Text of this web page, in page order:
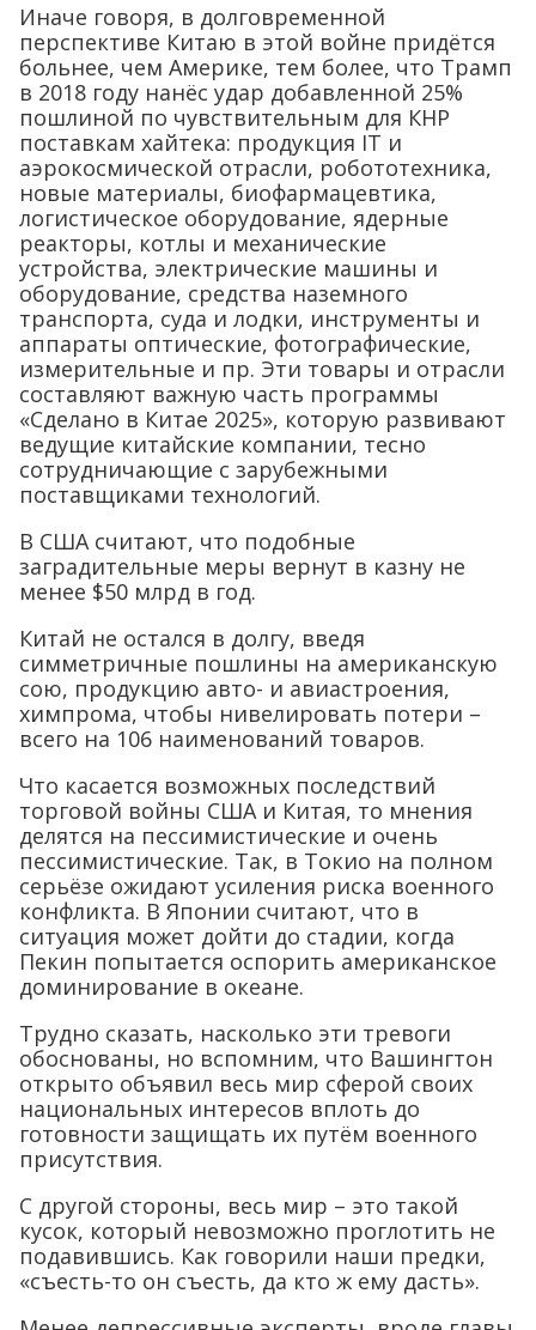
Иначе говоря, в долговременной
перспективе Китаю в этой войне придётся
больнее, чем Америке, тем более, что Трамп
в 2018 году нанёс удар добавленной 25%
пошлиной по чувствительным для КНР
поставкам хайтека: продукция IT и
аэрокосмической отрасли, робототехника,
новые материалы, биофармацевтика,
логистическое оборудование, ядерные
реакторы, котлы и механические
устройства, электрические машины и
оборудование, средства наземного
транспорта, суда и лодки, инструменты и
аппараты оптические, фотографические,
измерительные и пр. Эти товары и отрасли
составляют важную часть программы
«Сделано в Китае 2025», которую развивают
ведущие китайские компании, тесно
сотрудничающие с зарубежными
поставщиками технологий.
В США считают, что подобные
заградительные меры вернут в казну не
менее $50 млрд в год.
Китай не остался в долгу, введя
симметричные пошлины на американскую
сою, продукцию авто- и авиастроения,
химпрома, чтобы нивелировать потери –
всего на 106 наименований товаров.
Что касается возможных последствий
торговой войны США и Китая, то мнения
делятся на пессимистические и очень
пессимистические. Так, в Токио на полном
серьёзе ожидают усиления риска военного
конфликта. В Японии считают, что в
ситуация может дойти до стадии, когда
Пекин попытается оспорить американское
доминирование в океане.
Трудно сказать, насколько эти тревоги
обоснованы, но вспомним, что Вашингтон
открыто объявил весь мир сферой своих
национальных интересов вплоть до
готовности защищать их путём военного
присутствия.
С другой стороны, весь мир – это такой
кусок, который невозможно проглотить не
подавившись. Как говорили наши предки,
«съесть-то он съесть, да кто ж ему дасть».